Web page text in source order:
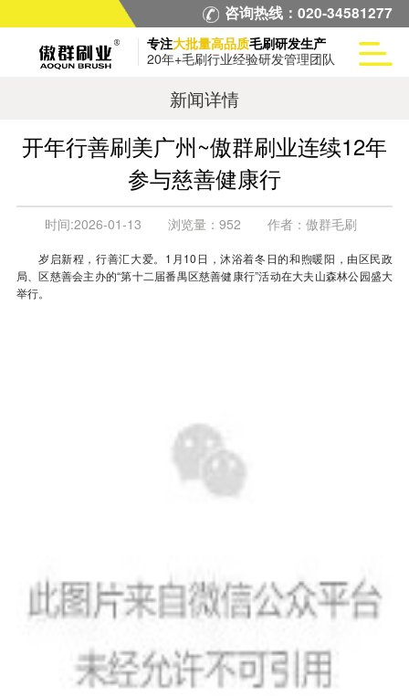
咨询热线：020-34581277
专注大批量高品质毛刷研发生产
20年+毛刷行业经验研发管理团队
新闻详情
开年行善刷美广州~傲群刷业连续12年
参与慈善健康行
时间:2026-01-13 浏览量： 952 作者： 傲群毛刷
岁启新程，行善汇大爱。1月10日，沐浴着冬日的和煦暖阳，由区民政
局、区慈善会主办的“第十二届番禺区慈善健康行”活动在大夫山森林公园盛大
举行。